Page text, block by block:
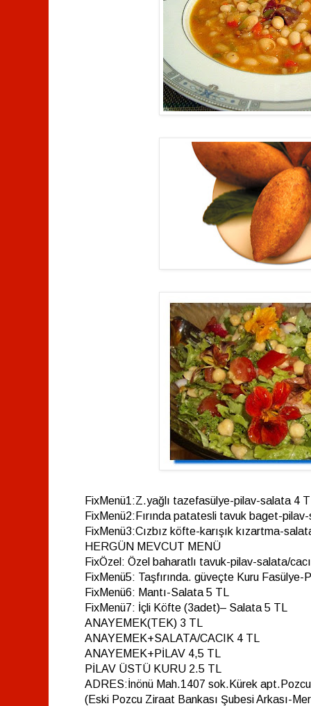
FixMenü1:Z.yağlı tazefasülye-pilav-salata 4
FixMenü2:Fırında patatesli tavuk baget-
FixMenü3:Cızbız köfte-karışık kızartma-
HERGÜN MEVCUT MENÜ
FixÖzel: Özel baharatlı tavuk-pilav-salata/
FixMenü5: Taşfırında. güveçte Kuru Fasülye-
FixMenü6: Mantı-Salata 5 TL
FixMenü7: İçli Köfte (3adet)– Salata 5 TL
ANAYEMEK(TEK) 3 TL
ANAYEMEK+SALATA/CACIK 4 TL
ANAYEMEK+PİLAV 4,5 TL
PİLAV ÜSTÜ KURU 2.5 TL
ADRES:İnönü Mah.1407 sok.Kürek
(Eski Pozcu Ziraat Bankası Şubesi Arkası-